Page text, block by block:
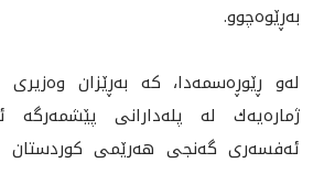
بەڕێوەچوو.
لەو ڕێوڕەسمەدا، كه‌ به‌ڕێزان
ئەفسەری گەنجی هەرێمی کوردستان